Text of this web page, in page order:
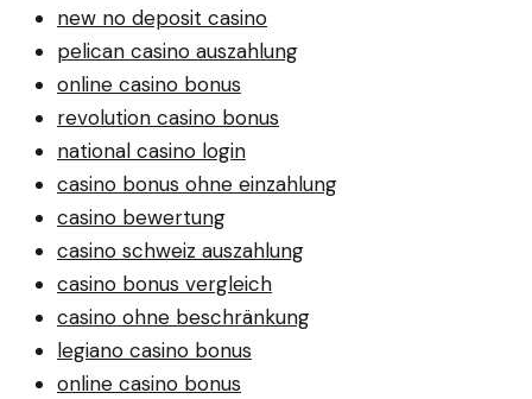
new no deposit casino
pelican casino auszahlung
online casino bonus
revolution casino bonus
national casino login
casino bonus ohne einzahlung
casino bewertung
casino schweiz auszahlung
casino bonus vergleich
casino ohne beschränkung
legiano casino bonus
online casino bonus